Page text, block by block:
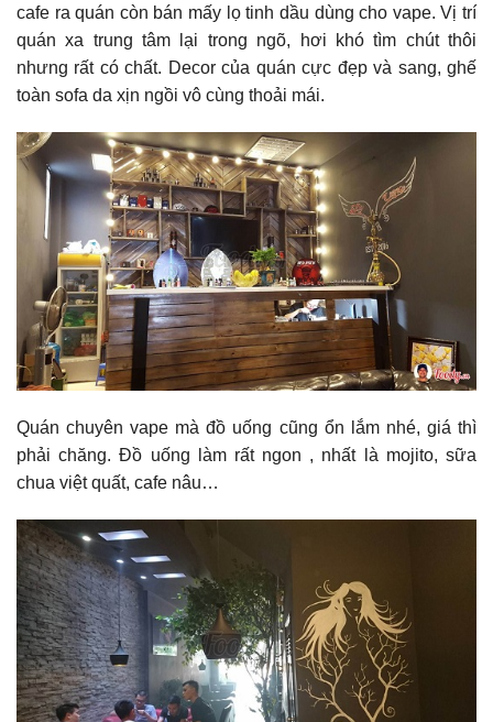
cafe ra quán còn bán mấy lọ tinh dầu dùng cho vape. Vị trí
quán xa trung tâm lại trong ngõ, hơi khó tìm chút thôi
nhưng rất có chất. Decor của quán cực đẹp và sang, ghế
toàn sofa da xịn ngồi vô cùng thoải mái.
Quán chuyên vape mà đồ uống cũng ổn lắm nhé, giá thì
phải chăng. Đồ uống làm rất ngon , nhất là mojito, sữa
chua việt quất, cafe nâu…